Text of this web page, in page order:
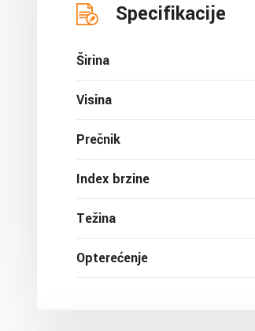
Specifikacije
Širina
Visina
Prečnik
Index brzine
Težina
Opterećenje